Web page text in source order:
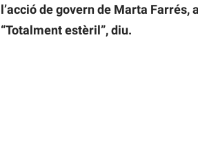
l’acció de govern de Marta
“Totalment estèril”, diu.